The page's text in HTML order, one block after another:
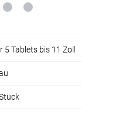
5 Tablets bis 11 Zoll